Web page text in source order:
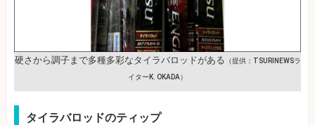
硬さから調子まで多種多彩なタイラバロッドがある （提供：TSURINEWSラ
イターK. OKADA）
タイラバロッドのティップ